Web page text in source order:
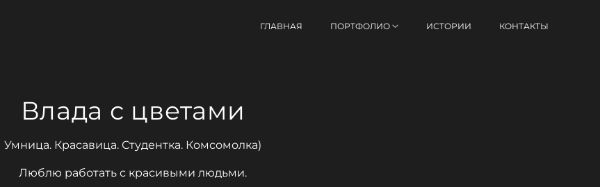
ГЛАВНАЯ ПОРТФОЛИО ИСТОРИИ КОНТАКТЫ
Влада с цветами
Умница. Красавица. Студентка. Комсомолка)
Люблю работать с красивыми людьми.